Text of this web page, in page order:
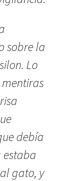
sobre la
Lo
debía
estaba
gato, y